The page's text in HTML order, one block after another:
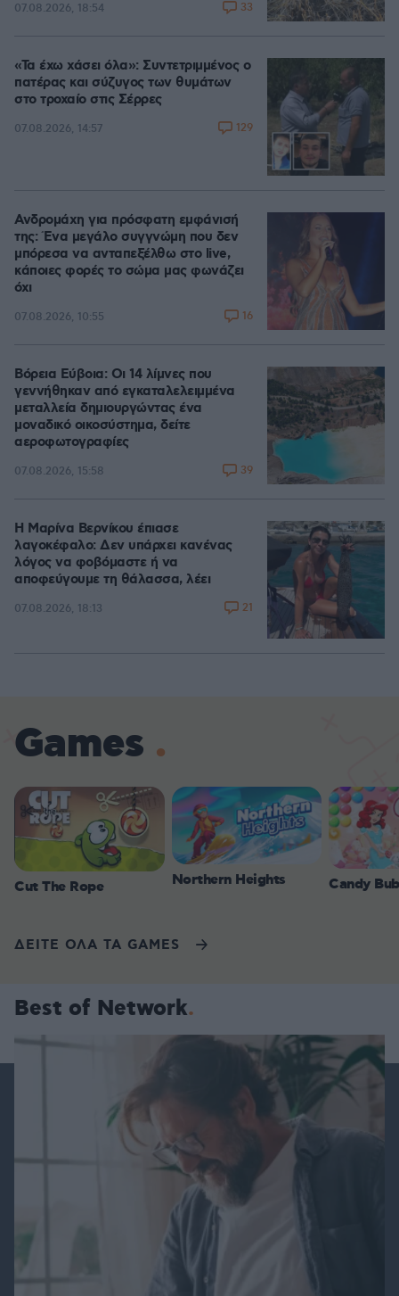
07.08.2026, 18:54 33
«Τα έχω χάσει όλα»: Συντετριμμένος ο
πατέρας και σύζυγος των θυμάτων
στο τροχαίο στις Σέρρες
07.08.2026, 14:57 129
Ανδρομάχη για πρόσφατη εμφάνισή
της: Ένα μεγάλο συγγνώμη που δεν
μπόρεσα να ανταπεξέλθω στο live,
κάποιες φορές το σώμα μας φωνάζει
όχι
07.08.2026, 10:55 16
Βόρεια Εύβοια: Οι 14 λίμνες που
γεννήθηκαν από εγκαταλελειμμένα
μεταλλεία δημιουργώντας ένα
μοναδικό οικοσύστημα, δείτε
αεροφωτογραφίες
07.08.2026, 15:58 39
Η Μαρίνα Βερνίκου έπιασε
λαγοκέφαλο: Δεν υπάρχει κανένας
λόγος να φοβόμαστε ή να
αποφεύγουμε τη θάλασσα, λέει
07.08.2026, 18:13 21
Games
Cut The Rope Northern Heights Candy
ΔΕΙΤΕ ΟΛΑ ΤΑ GAMES
Best of Network